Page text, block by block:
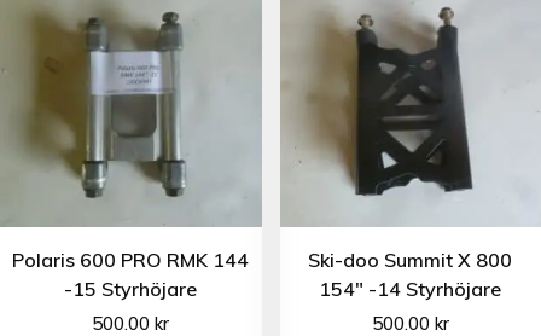
Polaris 600 PRO RMK 144
-15 Styrhöjare
500.00kr
Ski-doo Summit X 800
154″ -14 Styrhöjare
500.00 kr